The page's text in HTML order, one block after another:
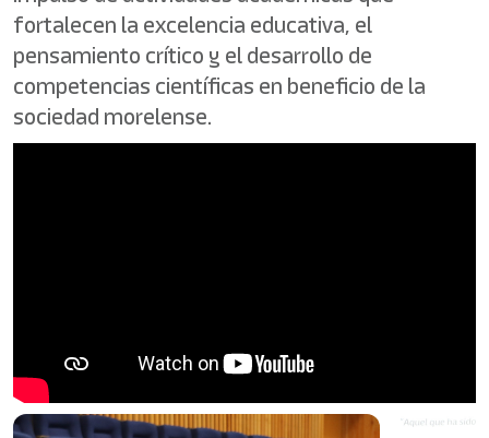
fortalecen la excelencia educativa, el
pensamiento crítico y el desarrollo de
competencias científicas en beneficio de la
sociedad morelense.